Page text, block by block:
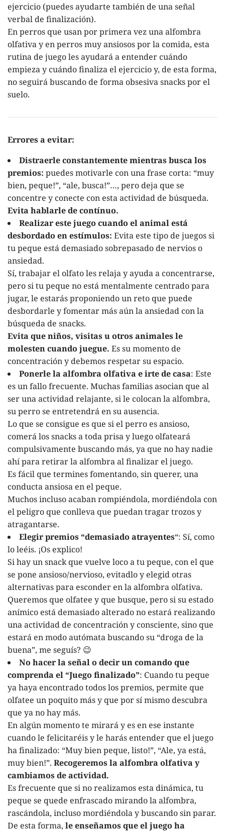
ejercicio (puedes ayudarte también de una señal
verbal de finalización).
En perros que usan por primera vez una alfombra
olfativa y en perros muy ansiosos por la comida, esta
rutina de juego les ayudará a entender cuándo
empieza y cuándo finaliza el ejercicio y, de esta forma,
no seguirá buscando de forma obsesiva snacks por el
suelo.
Errores a evitar:
Distraerle constantemente mientras busca los
premios: puedes motivarle con una frase corta: “muy
bien, peque!”, “ale, busca!”…, pero deja que se
concentre y conecte con esta actividad de búsqueda.
Evita hablarle de contínuo.
Realizar este juego cuando el animal está
desbordado en estímulos: Evita este tipo de juegos si
tu peque está demasiado sobrepasado de nervios o
ansiedad.
Sí, trabajar el olfato les relaja y ayuda a concentrarse,
pero si tu peque no está mentalmente centrado para
jugar, le estarás proponiendo un reto que puede
desbordarle y fomentar más aún la ansiedad con la
búsqueda de snacks.
Evita que niños, visitas u otros animales le
molesten cuando juegue. Es su momento de
concentración y debemos respetar su espacio.
Ponerle la alfombra olfativa e irte de casa: Este
es un fallo frecuente. Muchas familias asocian que al
ser una actividad relajante, si le colocan la alfombra,
su perro se entretendrá en su ausencia.
Lo que se consigue es que si el perro es ansioso,
comerá los snacks a toda prisa y luego olfateará
compulsivamente buscando más, ya que no hay nadie
ahí para retirar la alfombra al finalizar el juego.
Es fácil que termines fomentando, sin querer, una
conducta ansiosa en el peque.
Muchos incluso acaban rompiéndola, mordiéndola con
el peligro que conlleva que puedan tragar trozos y
atragantarse.
Elegir premios “demasiado atrayentes“: Sí, como
lo leéis. ¡Os explico!
Si hay un snack que vuelve loco a tu peque, con el que
se pone ansioso/nervioso, evitadlo y elegid otras
alternativas para esconder en la alfombra olfativa.
Queremos que olfatee y que busque, pero si su estado
anímico está demasiado alterado no estará realizando
una actividad de concentración y consciente, sino que
estará en modo autómata buscando su “droga de la
buena”, me seguís? 😉
No hacer la señal o decir un comando que
comprenda el “Juego finalizado”: Cuando tu peque
ya haya encontrado todos los premios, permite que
olfatee un poquito más y que por sí mismo descubra
que ya no hay más.
En algún momento te mirará y es en ese instante
cuando le felicitaréis y le harás entender que el juego
ha finalizado: “Muy bien peque, listo!”, “Ale, ya está,
muy bien!”. Recogeremos la alfombra olfativa y
cambiamos de actividad.
Es frecuente que si no realizamos esta dinámica, tu
peque se quede enfrascado mirando la alfombra,
rascándola, incluso mordiéndola y buscando sin parar.
De esta forma, le enseñamos que el juego ha